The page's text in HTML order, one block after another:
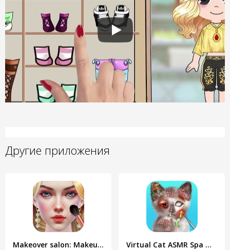
Другие приложения
Makeover salon: Makeup ASMR Virtual Cat ASMR Spa Makeover